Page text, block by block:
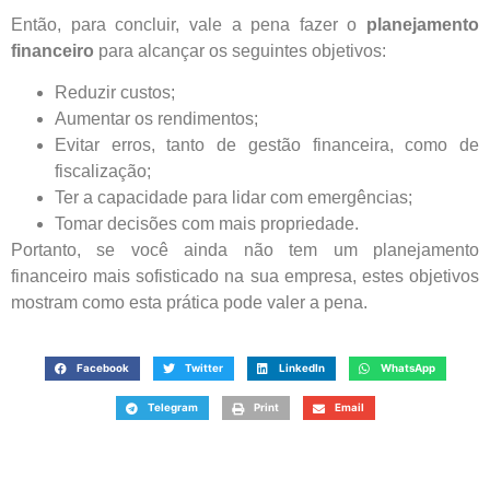
Então, para concluir, vale a pena fazer o planejamento
financeiro para alcançar os seguintes objetivos:
Reduzir custos;
Aumentar os rendimentos;
Evitar erros, tanto de gestão financeira, como de
fiscalização;
Ter a capacidade para lidar com emergências;
Tomar decisões com mais propriedade.
Portanto, se você ainda não tem um planejamento
financeiro mais sofisticado na sua empresa, estes objetivos
mostram como esta prática pode valer a pena.
Facebook Twitter LinkedIn WhatsApp
Telegram Print Email